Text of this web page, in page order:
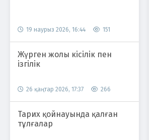
19 наурыз 2026, 16:44 151
Жүрген жолы кісілік пен
ізгілік
26 қаңтар 2026, 17:37 266
Тарих қойнауында қалған
тұлғалар